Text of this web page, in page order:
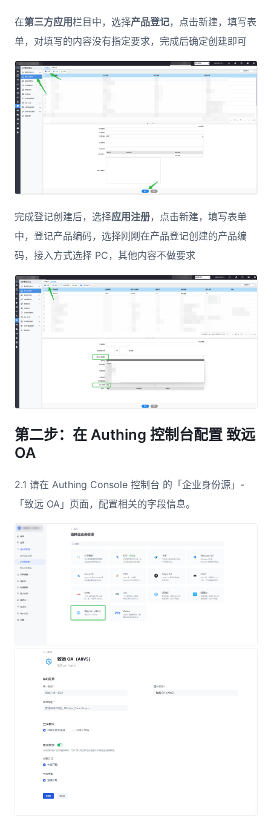
在第三方应用栏目中，选择产品登记，点击新建，填写表
单，对填写的内容没有指定要求，完成后确定创建即可
完成登记创建后，选择应用注册，点击新建，填写表单
中，登记产品编码，选择刚刚在产品登记创建的产品编
码，接入方式选择 PC，其他内容不做要求
第二步：在 Authing 控制台配置 致远
OA
2.1 请在 Authing Console 控制台 的「企业身份源」-
「致远 OA」页面，配置相关的字段信息。